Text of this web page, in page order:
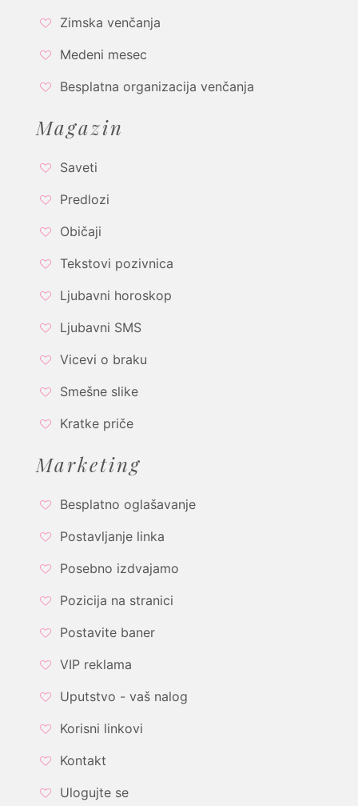
Zimska venčanja
Medeni mesec
Besplatna organizacija venčanja
Magazin
Saveti
Predlozi
Običaji
Tekstovi pozivnica
Ljubavni horoskop
Ljubavni SMS
Vicevi o braku
Smešne slike
Kratke priče
Marketing
Besplatno oglašavanje
Postavljanje linka
Posebno izdvajamo
Pozicija na stranici
Postavite baner
VIP reklama
Uputstvo - vaš nalog
Korisni linkovi
Kontakt
Ulogujte se